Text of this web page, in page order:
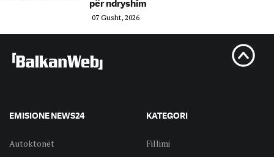
për ndryshim
07 Gusht, 2026
EMISIONE NEWS24
Autoktonët
KATEGORI
Fillimi